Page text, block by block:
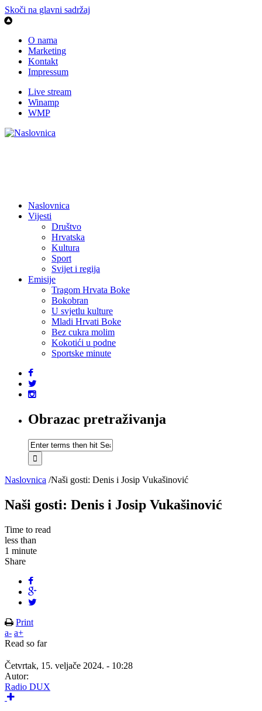
Skoči na glavni sadržaj
O nama
Marketing
Kontakt
Impressum
Live stream
Winamp
WMP
Naslovnica
Vijesti
Društvo
Hrvatska
Kultura
Sport
Svijet i regija
Emisije
Tragom Hrvata Boke
Bokobran
U svjetlu kulture
Mladi Hrvati Boke
Bez cukra molim
Kokotići u podne
Sportske minute
Obrazac pretraživanja
Naslovnica /Naši gosti: Denis i Josip Vukašinović
Naši gosti: Denis i Josip Vukašinović
Time to read
less than
1 minute
Share
Print
a- a+
Read so far
Četvrtak, 15. veljače 2024. - 10:28
Autor:
Radio DUX